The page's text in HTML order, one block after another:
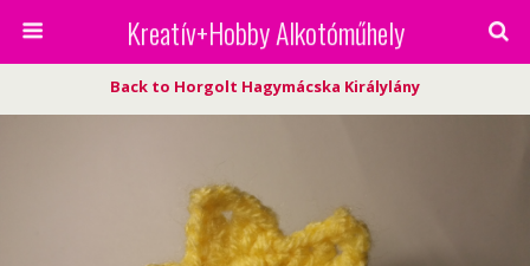
Kreatív+Hobby Alkotóműhely
Back to Horgolt Hagymácska Királylány